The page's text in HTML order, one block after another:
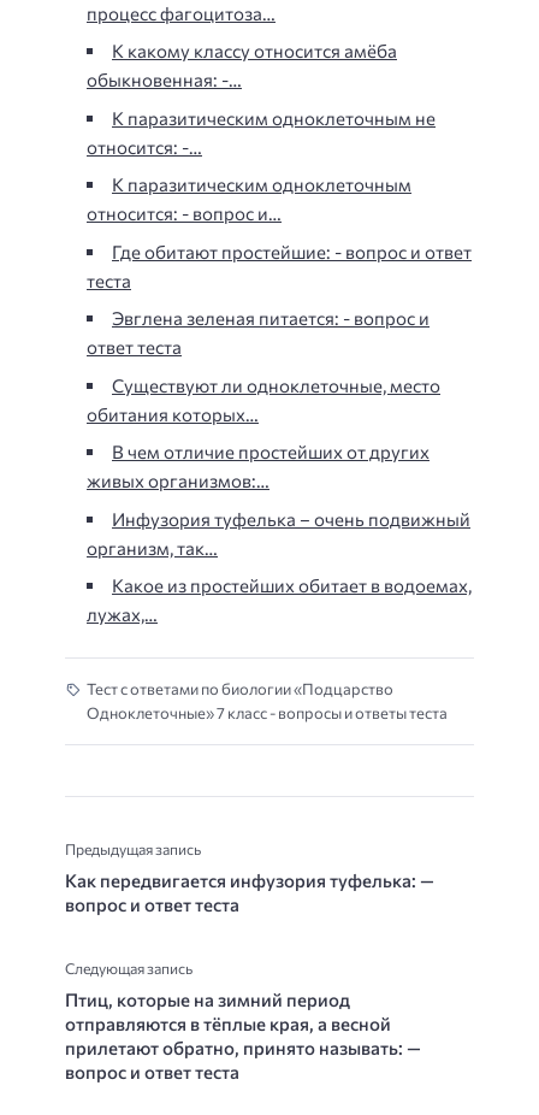
процесс фагоцитоза…
К какому классу относится амёба
обыкновенная: -…
К паразитическим одноклеточным не
относится: -…
К паразитическим одноклеточным
относится: - вопрос и…
Где обитают простейшие: - вопрос и ответ
теста
Эвглена зеленая питается: - вопрос и
ответ теста
Существуют ли одноклеточные, место
обитания которых…
В чем отличие простейших от других
живых организмов:…
Инфузория туфелька – очень подвижный
организм, так…
Какое из простейших обитает в водоемах,
лужах,…
Тест с ответами по биологии «Подцарство
Одноклеточные» 7 класс - вопросы и ответы теста
Предыдущая запись
Как передвигается инфузория туфелька: —
вопрос и ответ теста
Следующая запись
Птиц, которые на зимний период
отправляются в тёплые края, а весной
прилетают обратно, принято называть: —
вопрос и ответ теста